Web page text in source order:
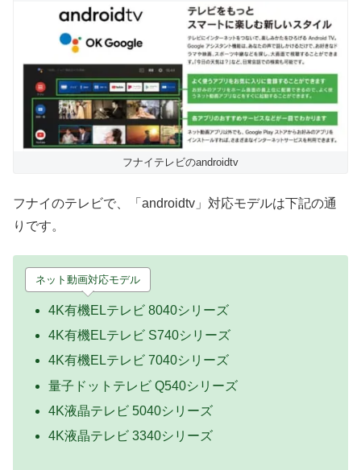
フナイテレビのandroidtv
フナイのテレビで、「androidtv」対応モデルは下記の通
りです。
ネット動画対応モデル
4K有機ELテレビ 8040シリーズ
4K有機ELテレビ S740シリーズ
4K有機ELテレビ 7040シリーズ
量子ドットテレビ Q540シリーズ
4K液晶テレビ 5040シリーズ
4K液晶テレビ 3340シリーズ